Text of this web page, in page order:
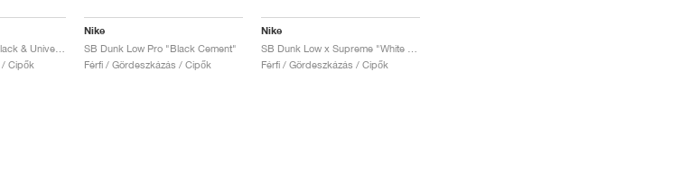
/ Cipők
Nike
SB Dunk Low Pro "Black Cement"
Férfi / Gördeszkázás / Cipők
Nike
Férfi / Gördeszkázás / Cipők